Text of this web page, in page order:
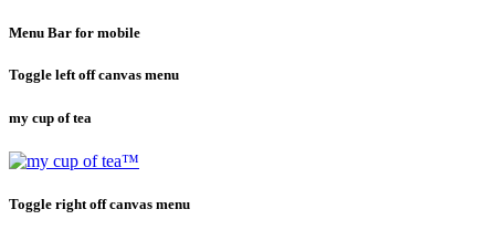
Menu Bar for mobile
Toggle left off canvas menu
my cup of tea
Toggle right off canvas menu